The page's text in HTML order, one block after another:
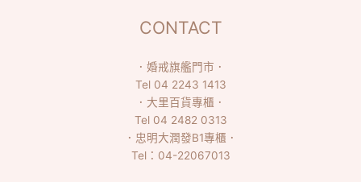
CONTACT
． 婚戒旗艦門市 ．
Tel 04 2243 1413
． 大里百貨專櫃 ．
Tel 04 2482 0313
． 忠明大潤發B1專櫃 ．
Tel： 04-22067013